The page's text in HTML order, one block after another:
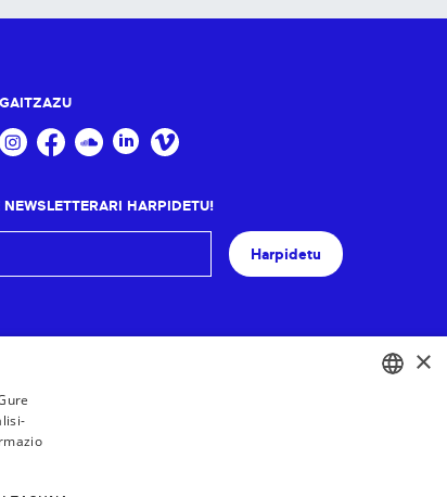
NEWSLETTERARI HARPIDETU!
Harpidetu
×